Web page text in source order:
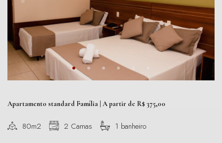
Apartamento standard Família | A partir de R$ 375,00
80m2 2 Camas 1 banheiro